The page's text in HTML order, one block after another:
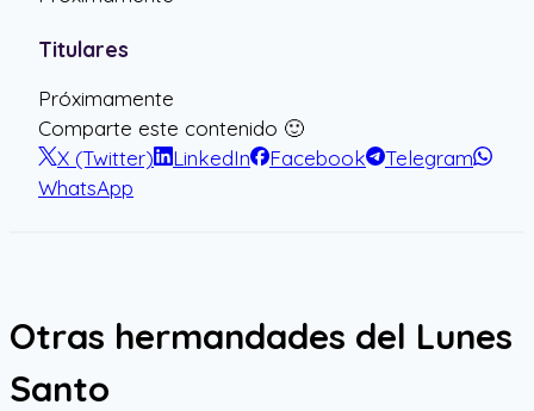
Titulares
Próximamente
Comparte este contenido 🙂
X (Twitter)
LinkedIn Facebook
Telegram
WhatsApp
Otras hermandades del Lunes
Santo